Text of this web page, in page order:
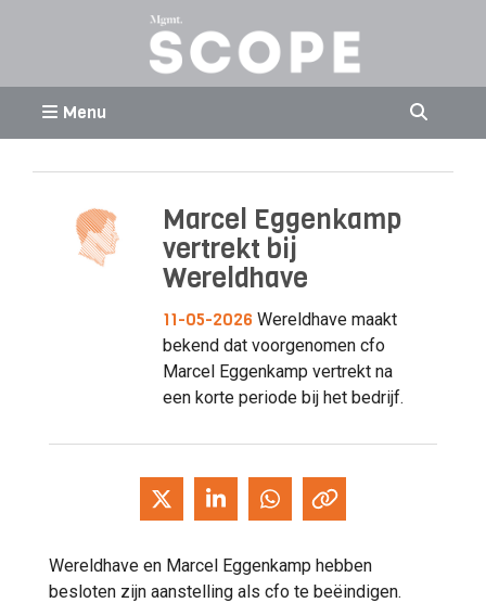
Menu
Marcel Eggenkamp
vertrekt bij
Wereldhave
11-05-2026 Wereldhave maakt
bekend dat voorgenomen cfo
Marcel Eggenkamp vertrekt na
een korte periode bij het bedrijf.
Wereldhave en Marcel Eggenkamp hebben
besloten zijn aanstelling als cfo te beëindigen.